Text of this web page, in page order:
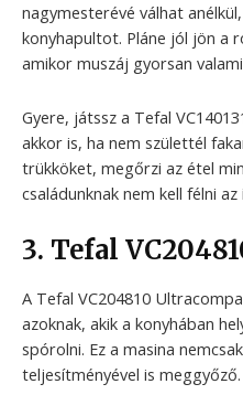
nagymesterévé válhat
konyhapultot. Pláne jól jön a
amikor muszáj gyorsan
Gyere, játssz a Tefal
akkor is, ha nem születtél
trükköket, megőrzi az étel
családunknak nem kell félni
3. Tefal
A Tefal VC204810
azoknak, akik a konyhában
spórolni. Ez a masina
teljesítményével is meggyőző.